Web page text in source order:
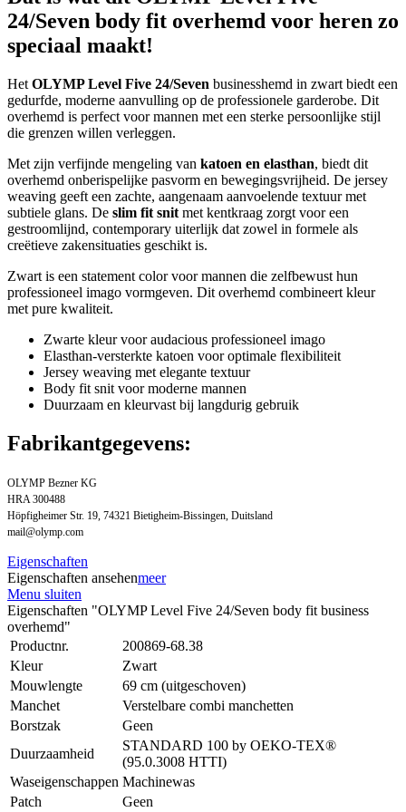
24/Seven body fit overhemd voor heren zo
speciaal maakt!
Het OLYMP Level Five 24/Seven businesshemd in zwart biedt een
gedurfde, moderne aanvulling op de professionele garderobe. Dit
overhemd is perfect voor mannen met een sterke persoonlijke stijl
die grenzen willen verleggen.
Met zijn verfijnde mengeling van katoen en elasthan, biedt dit
overhemd onberispelijke pasvorm en bewegingsvrijheid. De jersey
weaving geeft een zachte, aangenaam aanvoelende textuur met
subtiele glans. De slim fit snit met kentkraag zorgt voor een
gestroomlijnd, contemporary uiterlijk dat zowel in formele als
creëtieve zakensituaties geschikt is.
Zwart is een statement color voor mannen die zelfbewust hun
professioneel imago vormgeven. Dit overhemd combineert kleur
met pure kwaliteit.
Zwarte kleur voor audacious professioneel imago
Elasthan-versterkte katoen voor optimale flexibiliteit
Jersey weaving met elegante textuur
Body fit snit voor moderne mannen
Duurzaam en kleurvast bij langdurig gebruik
Fabrikantgegevens:
OLYMP Bezner KG
HRA 300488
Höpfigheimer Str. 19, 74321 Bietigheim-Bissingen, Duitsland
mail@olymp.com
Eigenschaften
Eigenschaften ansehenmeer
Menu sluiten
Eigenschaften "OLYMP Level Five 24/Seven body fit business
overhemd"
Productnr.
200869-68.38
Kleur
Zwart
Mouwlengte
69 cm (uitgeschoven)
Manchet
Verstelbare combi manchetten
Borstzak
Geen
Duurzaamheid
STANDARD 100 by OEKO-TEX®
(95.0.3008 HTTI)
Waseigenschappen Machinewas
Patch
Geen